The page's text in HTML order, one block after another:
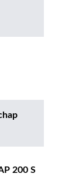
200 S